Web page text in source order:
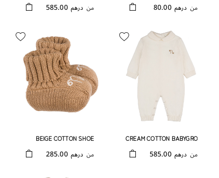
من درهم 80.00 من درهم 585.00
CREAM COTTON BABYGRO
من درهم 585.00
BEIGE COTTON SHOE
من درهم 285.00